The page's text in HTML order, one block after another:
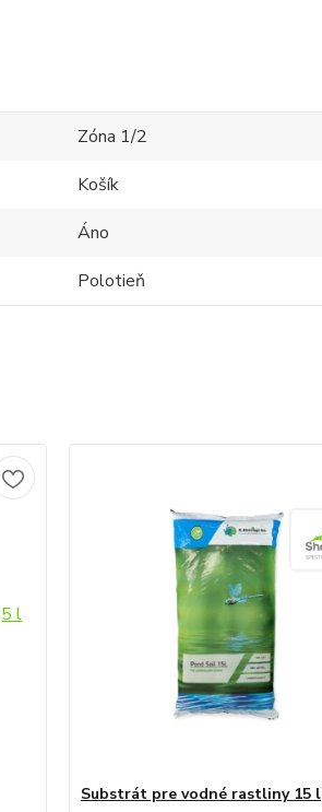
Zóna 1/2
Košík
Áno
Polotieň
Substrát pre vodné rastliny 15 l